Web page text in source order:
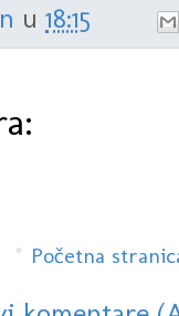
u 18:15
Početna